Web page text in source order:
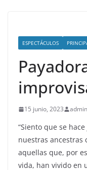
ESPECTÁCULOS
15 junio, 2023 admin
“Siento que se
nuestras ancestras
aquellas que, por
vida, han vivido en